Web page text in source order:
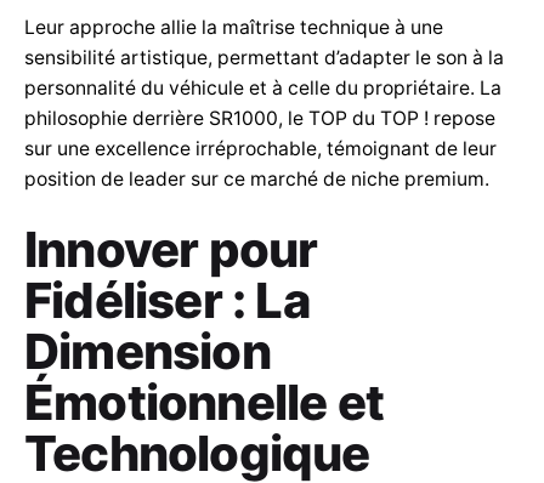
Leur approche allie la maîtrise technique à une
sensibilité artistique, permettant d’adapter le son à la
personnalité du véhicule et à celle du propriétaire. La
philosophie derrière SR1000, le TOP du TOP ! repose
sur une excellence irréprochable, témoignant de leur
position de leader sur ce marché de niche premium.
Innover pour
Fidéliser : La
Dimension
Émotionnelle et
Technologique